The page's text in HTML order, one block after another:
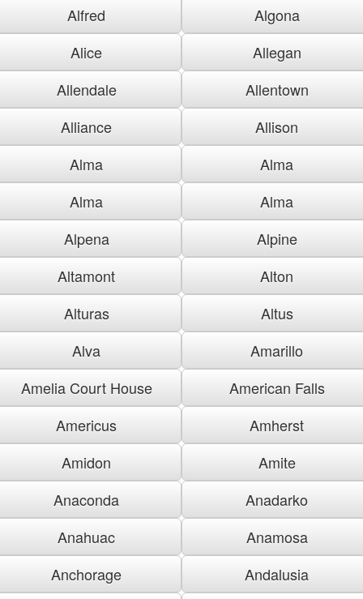
Alfred
Algona
Alice
Allegan
Allendale
Allentown
Alliance
Allison
Alma
Alma
Alma
Alma
Alpena
Alpine
Altamont
Alton
Alturas
Altus
Alva
Amarillo
Amelia Court House
American Falls
Americus
Amherst
Amidon
Amite
Anaconda
Anadarko
Anahuac
Anamosa
Anchorage
Andalusia